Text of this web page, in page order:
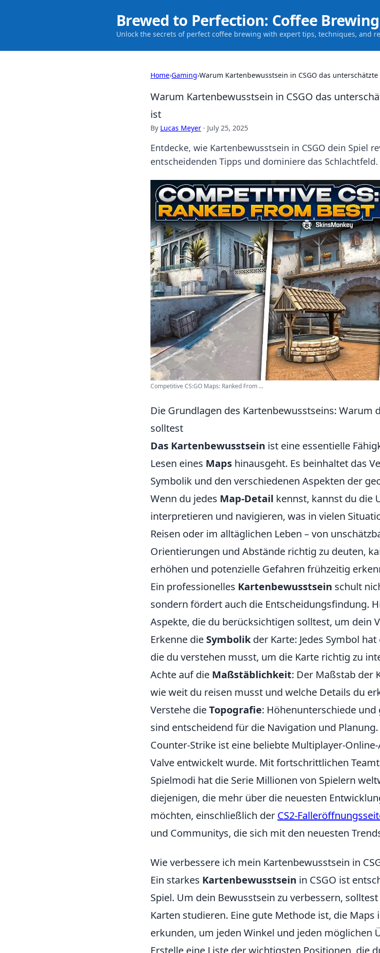
Brewed to Perfection: Coffee
Unlock the secrets of perfect coffee brewing with expert tips, techniques, and
Home›Gaming›Warum Kartenbewusstsein in CSGO das
Warum Kartenbewusstsein in CSGO das
ist
By Lucas Meyer · July 25, 2025
Entdecke, wie Kartenbewusstsein in CSGO dein Spiel
entscheidenden Tipps und dominiere das Schlachtfeld.
Competitive CS:GO Maps: Ranked From ...
Die Grundlagen des Kartenbewusstseins: Warum
solltest
Das Kartenbewusstsein ist eine essentielle
Lesen eines Maps hinausgeht. Es beinhaltet das
Symbolik und den verschiedenen Aspekten der
Wenn du jedes Map-Detail kennst, kannst du die
interpretieren und navigieren, was in vielen
Reisen oder im alltäglichen Leben – von
Orientierungen und Abstände richtig zu deuten,
erhöhen und potenzielle Gefahren frühzeitig
Ein professionelles Kartenbewusstsein schult
sondern fördert auch die Entscheidungsfindung.
Aspekte, die du berücksichtigen solltest, um dein
Erkenne die Symbolikder Karte: Jedes Symbol
die du verstehen musst, um die Karte richtig zu
Achte auf die Maßstäblichkeit: Der Maßstab der
wie weit du reisen musst und welche Details du
Verstehe dieTopografie: Höhenunterschiede
sind entscheidend für die Navigation und Planung.
Counter-Strike ist eine beliebte Multiplayer-
Valve entwickelt wurde. Mit fortschrittlichen
Spielmodi hat die Serie Millionen von Spielern
diejenigen, die mehr über die neuesten
möchten, einschließlich der CS2-
und Communitys, die sich mit den neuesten
Wie verbessere ich mein Kartenbewusstsein in
Ein starkes Kartenbewusstsein in CSGO ist
Spiel. Um dein Bewusstsein zu verbessern,
Karten studieren. Eine gute Methode ist, die
erkunden, um jeden Winkel und jeden möglichen
Erstelle eine Liste der wichtigsten Positionen, die